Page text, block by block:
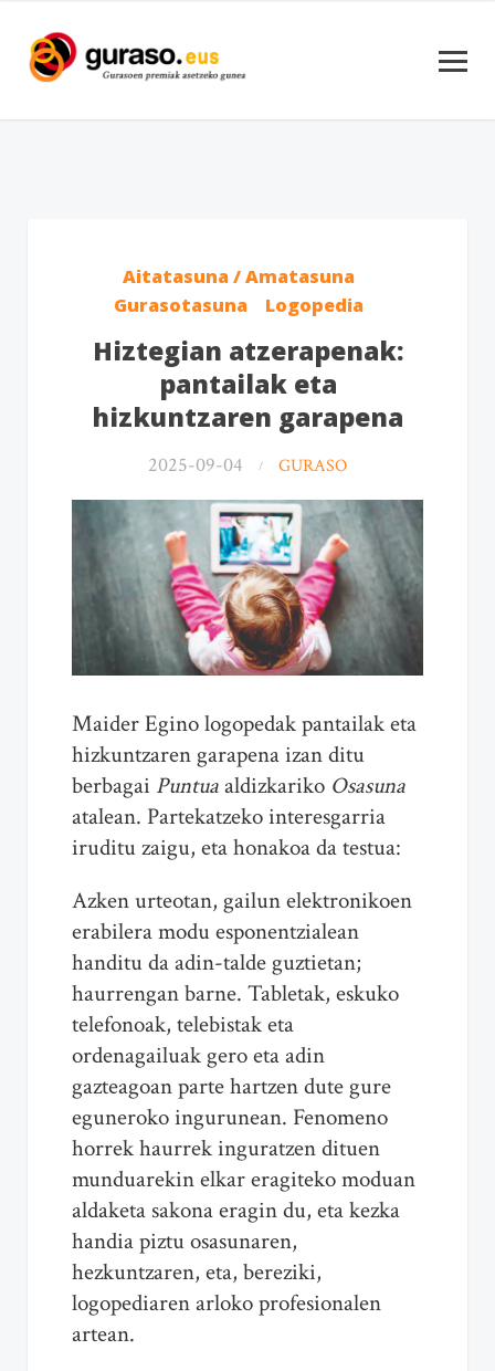
Aitatasuna / Amatasuna
Gurasotasuna
Logopedia
Hiztegian atzerapenak:
pantailak eta
hizkuntzaren garapena
2025-09-04 GURASO
Maider Egino logopedak pantailak eta
hizkuntzaren garapena izan ditu
berbagai Puntuaaldizkariko Osasuna
atalean. Partekatzeko interesgarria
iruditu zaigu, eta honakoa da testua:
Azken urteotan, gailun elektronikoen
erabilera modu esponentzialean
handitu da adin-talde guztietan;
haurrengan barne. Tabletak, eskuko
telefonoak, telebistak eta
ordenagailuak gero eta adin
gazteagoan parte hartzen dute gure
eguneroko ingurunean. Fenomeno
horrek haurrek inguratzen dituen
munduarekin elkar eragiteko moduan
aldaketa sakona eragin du, eta kezka
handia piztu osasunaren,
hezkuntzaren, eta, bereziki,
logopediaren arloko profesionalen
artean.